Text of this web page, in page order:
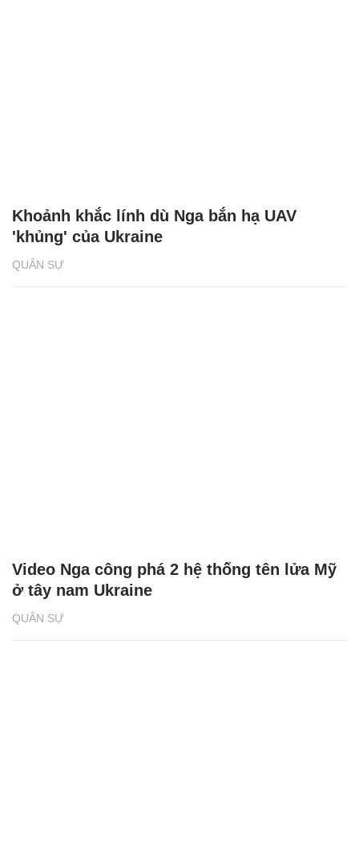
QUÂN SỰ
Khoảnh khắc lính dù Nga bắn hạ UAV
'khủng' của Ukraine
QUÂN SỰ
Video Nga công phá 2 hệ thống tên lửa Mỹ
ở tây nam Ukraine